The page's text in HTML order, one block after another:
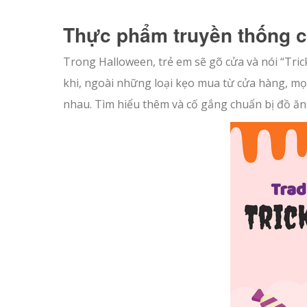
Thực phẩm truyền thống
Trong Halloween, trẻ em sẽ gõ cửa và nói
khi, ngoài những loại kẹo mua từ cửa hàng,
nhau. Tìm hiểu thêm và cố gắng chuẩn bị đồ